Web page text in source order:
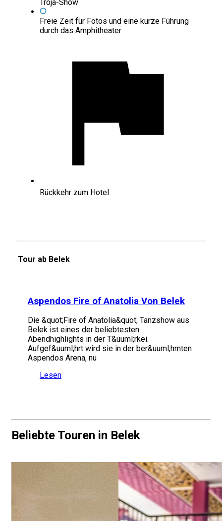
Troja-Show
Freie Zeit für Fotos und eine kurze Führung
durch das Amphitheater
Rückkehr zum Hotel
Tour ab Belek
Aspendos Fire of Anatolia Von Belek
Die &quot;Fire of Anatolia&quot; Tanzshow aus
Belek ist eines der beliebtesten
Abendhighlights in der T&uuml;rkei.
Aufgef&uuml;hrt wird sie in der ber&uuml;hmten
Aspendos Arena, nu
Lesen
Beliebte Touren in Belek